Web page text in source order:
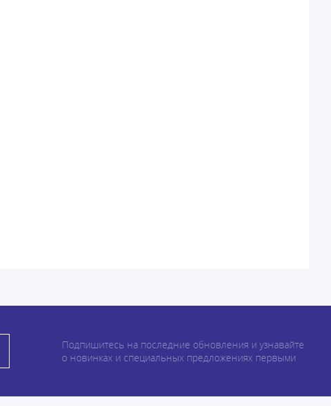
Подпишитесь на последние обновления и узнавайте
о новинках и специальных предложениях первыми